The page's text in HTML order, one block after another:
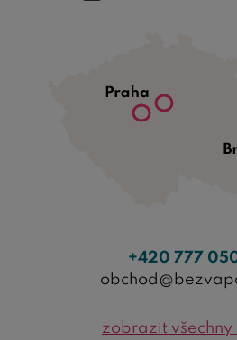
+420 777
zobrazit všechny